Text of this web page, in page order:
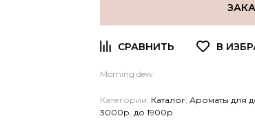
Morning dew
Категории: Каталог Ароматы для
3000р до 1900р